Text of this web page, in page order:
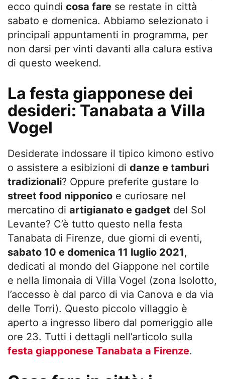
ecco quindi cosa fare se restate in città
sabato e domenica. Abbiamo selezionato i
principali appuntamenti in programma, per
non darsi per vinti davanti alla calura estiva
di questo weekend.
La festa giapponese dei
desideri: Tanabata a Villa
Vogel
Desiderate indossare il tipico kimono estivo
o assistere a esibizioni di danze e tamburi
tradizionali? Oppure preferite gustare lo
street food nipponico e curiosare nel
mercatino di artigianato e gadget del Sol
Levante? C’è tutto questo nella festa
Tanabata di Firenze, due giorni di eventi,
sabato 10 e domenica 11 luglio 2021,
dedicati al mondo del Giappone nel cortile
e nella limonaia di Villa Vogel (zona Isolotto,
l’accesso è dal parco di via Canova e da via
delle Torri). Questo piccolo villaggio è
aperto a ingresso libero dal pomeriggio alle
ore 23. Tutti i dettagli nell’articolo sulla
festa giapponese Tanabata a Firenze.